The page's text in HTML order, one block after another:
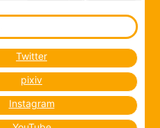
Twitter
pixiv
Instagram